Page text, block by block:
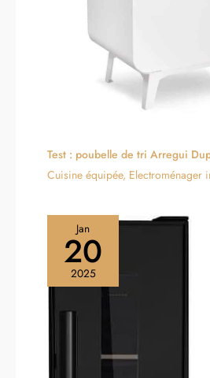
Test : poubelle de tri Arregui
Cuisine équipée, Electroménager
Jan
20
2025